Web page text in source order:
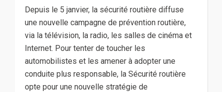
Depuis le 5 janvier, la sécurité routière diffuse
une nouvelle campagne de prévention routière,
via la télévision, la radio, les salles de cinéma et
Internet. Pour tenter de toucher les
automobilistes et les amener à adopter une
conduite plus responsable, la Sécurité routière
opte pour une nouvelle stratégie de